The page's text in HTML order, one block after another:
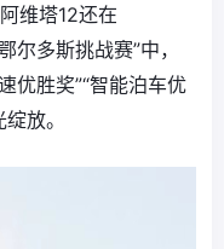
维塔12还在
多斯挑战赛”中，
优胜奖”“智能泊车优
放。